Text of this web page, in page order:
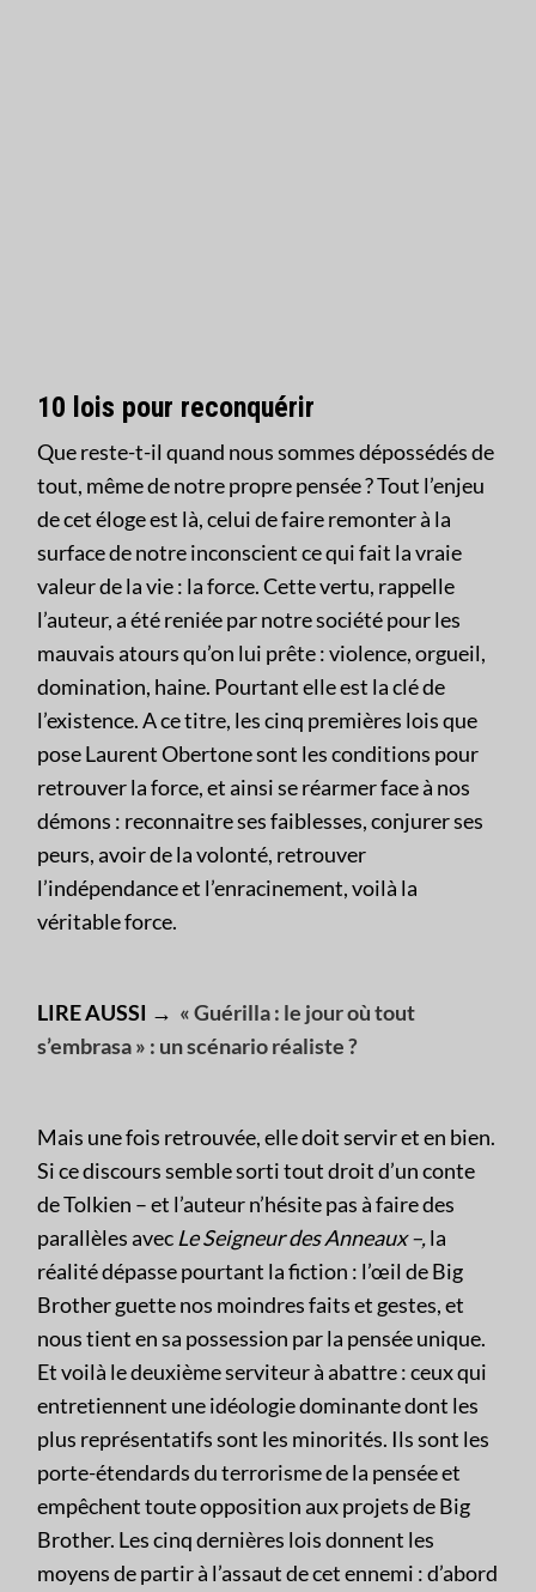
10 lois pour reconquérir
Que reste-t-il quand nous sommes dépossédés de
tout, même de notre propre pensée ? Tout l’enjeu
de cet éloge est là, celui de faire remonter à la
surface de notre inconscient ce qui fait la vraie
valeur de la vie : la force. Cette vertu, rappelle
l’auteur, a été reniée par notre société pour les
mauvais atours qu’on lui prête : violence, orgueil,
domination, haine. Pourtant elle est la clé de
l’existence. A ce titre, les cinq premières lois que
pose Laurent Obertone sont les conditions pour
retrouver la force, et ainsi se réarmer face à nos
démons : reconnaitre ses faiblesses, conjurer ses
peurs, avoir de la volonté, retrouver
l’indépendance et l’enracinement, voilà la
véritable force.
LIRE AUSSI → « Guérilla : le jour où tout
s’embrasa » : un scénario réaliste ?
Mais une fois retrouvée, elle doit servir et en bien.
Si ce discours semble sorti tout droit d’un conte
de Tolkien – et l’auteur n’hésite pas à faire des
parallèles avec Le Seigneur des Anneaux –,la
réalité dépasse pourtant la fiction : l’œil de Big
Brother guette nos moindres faits et gestes, et
nous tient en sa possession par la pensée unique.
Et voilà le deuxième serviteur à abattre : ceux qui
entretiennent une idéologie dominante dont les
plus représentatifs sont les minorités. Ils sont les
porte-étendards du terrorisme de la pensée et
empêchent toute opposition aux projets de Big
Brother. Les cinq dernières lois donnent les
moyens de partir à l’assaut de cet ennemi : d’abord